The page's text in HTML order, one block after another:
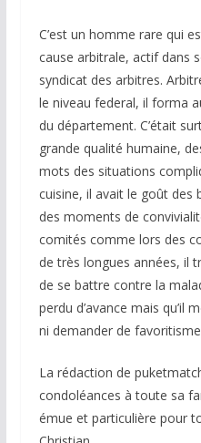
C’est un homme rare qui
cause arbitrale, actif dans
syndicat des arbitres.
le niveau federal, il forma
du département. C’était
grande qualité humaine,
mots des situations
cuisine, il avait le goût des
des moments de
comités comme lors des
de très longues années, il
de se battre contre la
perdu d’avance mais qu’il
ni demander de
La rédaction de
condoléances à toute sa
émue et particulière pour